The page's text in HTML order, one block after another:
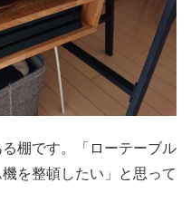
棚です。「ローテーブル
を整頓したい」と思って